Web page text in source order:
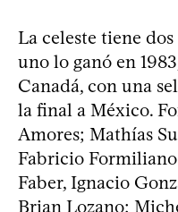
La celeste tiene
uno lo ganó en
Canadá, con una
la final a México.
Amores; Mathías
Fabricio
Faber, Ignacio
Brian Lozano;